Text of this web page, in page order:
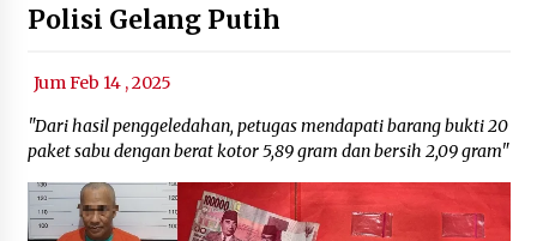
Polisi Gelang Putih
Jum Feb 14 , 2025
"Dari hasil penggeledahan, petugas mendapati barang bukti 20
paket sabu dengan berat kotor 5,89 gram dan bersih 2,09 gram"